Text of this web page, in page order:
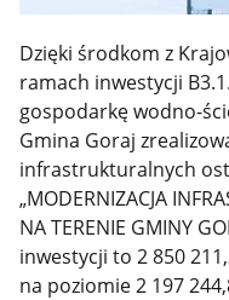
Dzięki środkom z
ramach inwestycji
gospodarkę wodno-
Gmina Goraj
infrastrukturalnych
„MODERNIZACJA
NA TERENIE GMINY
inwestycji to 2 850
na poziomie 2 197